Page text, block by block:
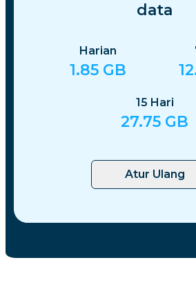
data
Harian
1.85 GB
15 Hari
27.75 GB
Atur Ulang